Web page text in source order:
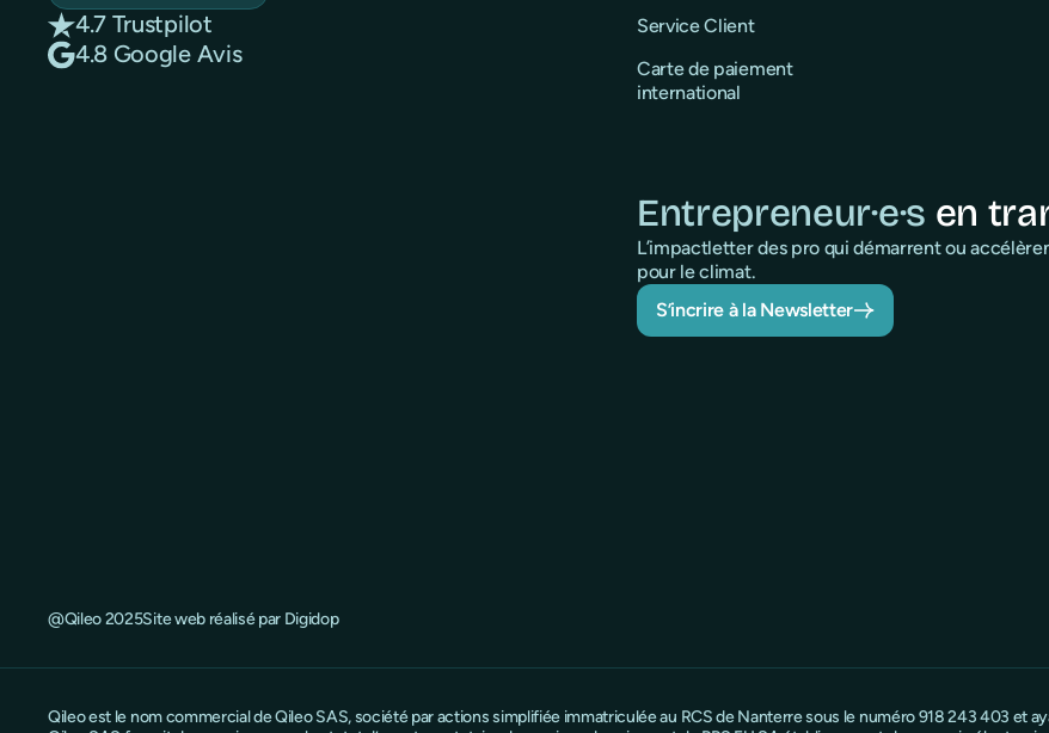
4.7 Trustpilot
4.8 Google Avis
Service Client
Carte de paiement
international
Entrepreneur·e·s en
L’impactletter des pro qui démarrent ou
pour le climat.
S’incrire à la Newsletter
@Qileo 2025Site web réalisé par Digidop
Qileo est le nom commercial de Qileo SAS, société par actions simplifiée immatriculée au RCS de Nanterre sous le numéro 918 243 403 et